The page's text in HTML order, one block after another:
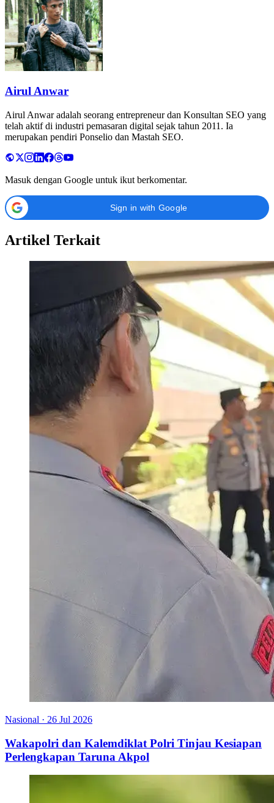
Airul Anwar
Airul Anwar adalah seorang entrepreneur dan Konsultan SEO yang
telah aktif di industri pemasaran digital sejak tahun 2011. Ia
merupakan pendiri Ponselio dan Mastah SEO.
Masuk dengan Google untuk ikut berkomentar.
Sign in with Google
Artikel Terkait
Nasional · 26 Jul 2026
Wakapolri dan Kalemdiklat Polri Tinjau Kesiapan
Perlengkapan Taruna Akpol